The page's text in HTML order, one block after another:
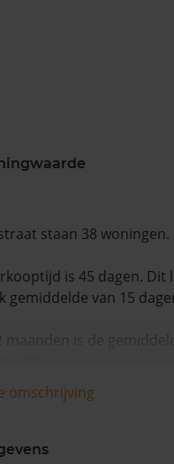
staan 38 woningen.
is 45 dagen. Dit
gemiddelde van 15
is de
omschrijving